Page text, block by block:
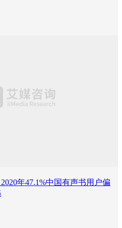
年47.1%中国有声书用户偏